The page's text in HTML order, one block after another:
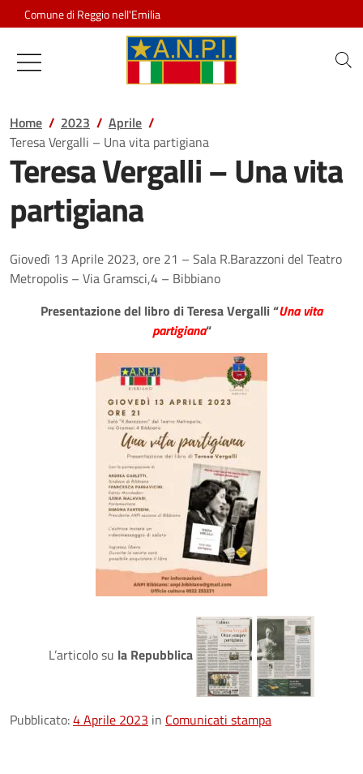
Salta al contenuto
Comune di Reggio nell'Emilia
Associazione Nazionale
Home 2023
Aprile
Teresa Vergalli – Una vita partigiana
Teresa Vergalli – Una vita
partigiana
Giovedì 13 Aprile 2023, ore 21 – Sala R.Barazzoni del Teatro
Metropolis – Via Gramsci,4 – Bibbiano
Presentazione del libro di Teresa Vergalli “Una vita
partigiana“
L’articolo su la Repubblica
Pubblicato:4 Aprile 2023 in Comunicati stampa